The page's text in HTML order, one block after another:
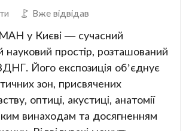
Вже відвідав
у Києві — сучасний
науковий простір, розташований
Його експозиція об’єднує
зон, присвячених
оптиці, акустиці, анатомії
винаходам та досягненням